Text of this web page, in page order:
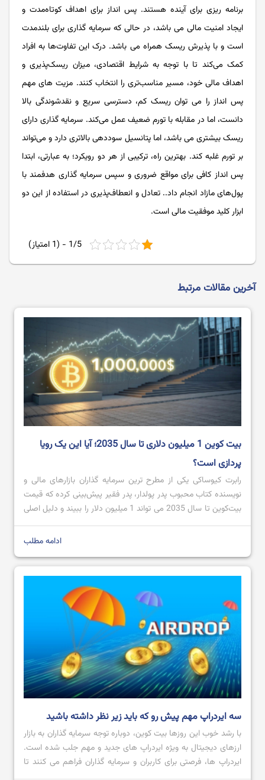
برنامه‌ ریزی برای آینده هستند. پس انداز برای اهداف کوتاه‌مدت و
ایجاد امنیت مالی می باشد، در حالی که سرمایه گذاری برای بلندمدت
است و با پذیرش ریسک همراه می باشد. درک این تفاوت‌ها به افراد
کمک می‌کند تا با توجه به شرایط اقتصادی، میزان ریسک‌پذیری و
اهداف مالی خود، مسیر مناسب‌تری را انتخاب کنند. مزیت های مهم
پس انداز را می توان ریسک کم، دسترسی سریع و نقدشوندگی بالا
دانست، اما در مقابله با تورم ضعیف عمل می‌کند. سرمایه گذاری دارای
ریسک بیشتری می باشد، اما پتانسیل سوددهی بالاتری دارد و می‌تواند
بر تورم غلبه کند. بهترین راه، ترکیبی از هر دو رویکرد؛ به عبارتی، ابتدا
پس انداز کافی برای مواقع ضروری و سپس سرمایه گذاری هدفمند با
پول‌های مازاد انجام داد.. تعادل و انعطاف‌پذیری در استفاده از این دو
ابزار کلید موفقیت مالی است.
1/5 - (1 امتیاز)
آخرین مقالات مرتبط
بیت ‌کوین 1 میلیون دلاری تا سال 2035؛ آیا این یک رویا
پردازی است؟
رابرت کیوساکی یکی از مطرح ترین سرمایه گذاران بازارهای مالی و
نویسنده کتاب محبوب پدر پولدار، پدر فقیر پیش‌بینی کرده که قیمت
بیت‌کوین تا سال 2035 می تواند 1 میلیون دلار را ببیند و دلیل اصلی
آن را سقوط ارزش دلار آمریکا به خاطر سیاست‌های پولی تورمی می
ادامه مطلب
سه ایردراپ مهم پیش رو که باید زیر نظر داشته باشید
با رشد خوب این روزها بیت کوین، دوباره توجه سرمایه گذاران به بازار
ارزهای دیجیتال به ویژه ایردراپ های جدید و مهم جلب شده است.
ایردراپ ها، فرصتی برای کاربران و سرمایه‌ گذاران فراهم می ‌کنند تا
بدون اینکه سرمایه ای وارد یک پروژه کنند، توکن های آن پروژه‌ را